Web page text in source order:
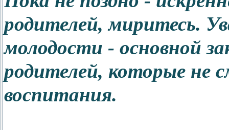
родителей, миритесь.
молодости - основной
родителей, которые не
воспитания.